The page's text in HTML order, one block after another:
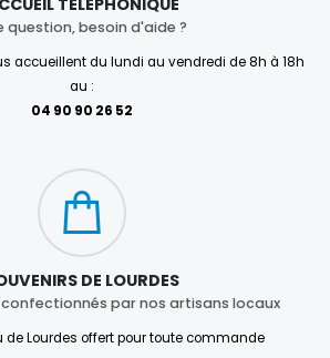
question, besoin d'aide ?
accueillent du lundi au vendredi de 8h à 18h
au :
04 90 90 26 52
DE LOURDES
par nos artisans locaux
de Lourdes offert pour toute commande